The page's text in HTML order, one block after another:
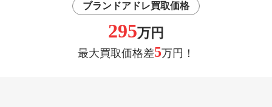
ブランドアドレ買取価格
295万円
最大買取価格差5万円！